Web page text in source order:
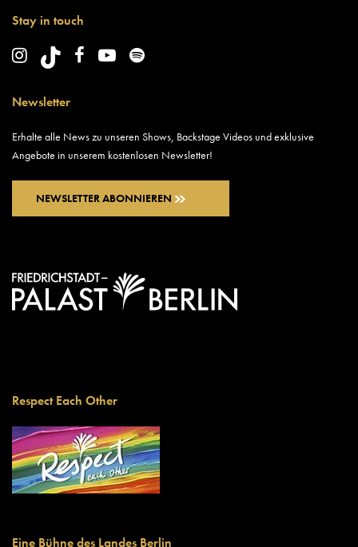
Stay in touch
Newsletter
Erhalte alle News zu unseren Shows, Backstage Videos und exklusive
Angebote in unserem kostenlosen Newsletter!
NEWSLETTER ABONNIEREN
Respect Each Other
Eine Bühne des Landes Berlin